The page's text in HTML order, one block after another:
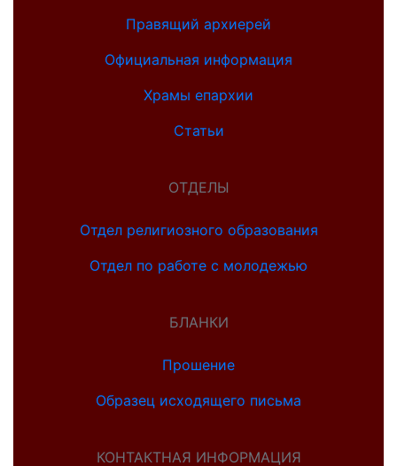
Правящий архиерей
Официальная информация
Храмы епархии
Статьи
ОТДЕЛЫ
Отдел религиозного образования
Отдел по работе с молодежью
БЛАНКИ
Прошение
Образец исходящего письма
КОНТАКТНАЯ ИНФОРМАЦИЯ